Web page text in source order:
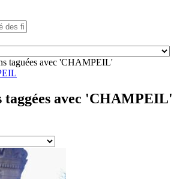
taguées avec 'CHAMPEIL'
avec 'CHAMPEIL'